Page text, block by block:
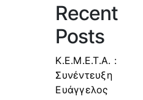
Recent
Posts
Κ.Ε.Μ.Ε.Τ.Α. :
Συνέντευξη
Ευάγγελος